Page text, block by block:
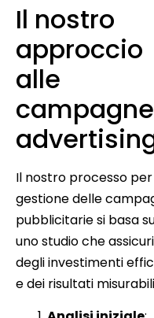
Il nostro
approccio
alle
campagne
Il nostro processo
gestione delle
pubblicitarie si basa
uno studio che assicuri
degli investimenti
e dei risultati